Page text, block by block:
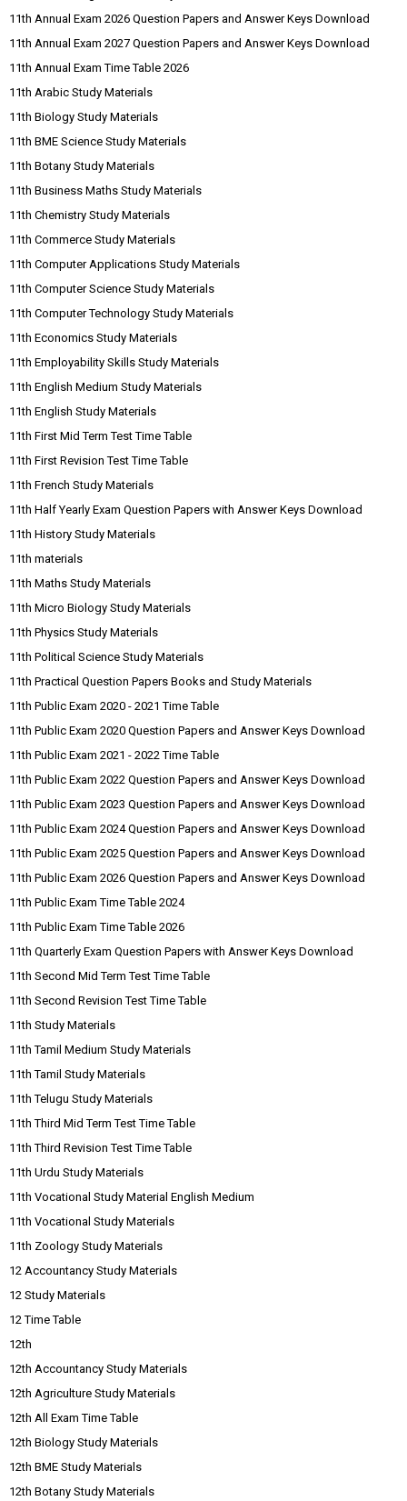
11th Annual Exam 2026 Question Papers and Answer Keys Download
11th Annual Exam 2027 Question Papers and Answer Keys Download
11th Annual Exam Time Table 2026
11th Arabic Study Materials
11th Biology Study Materials
11th BME Science Study Materials
11th Botany Study Materials
11th Business Maths Study Materials
11th Chemistry Study Materials
11th Commerce Study Materials
11th Computer Applications Study Materials
11th Computer Science Study Materials
11th Computer Technology Study Materials
11th Economics Study Materials
11th Employability Skills Study Materials
11th English Medium Study Materials
11th English Study Materials
11th First Mid Term Test Time Table
11th First Revision Test Time Table
11th French Study Materials
11th Half Yearly Exam Question Papers with Answer Keys Download
11th History Study Materials
11th materials
11th Maths Study Materials
11th Micro Biology Study Materials
11th Physics Study Materials
11th Political Science Study Materials
11th Practical Question Papers Books and Study Materials
11th Public Exam 2020 - 2021 Time Table
11th Public Exam 2020 Question Papers and Answer Keys Download
11th Public Exam 2021 - 2022 Time Table
11th Public Exam 2022 Question Papers and Answer Keys Download
11th Public Exam 2023 Question Papers and Answer Keys Download
11th Public Exam 2024 Question Papers and Answer Keys Download
11th Public Exam 2025 Question Papers and Answer Keys Download
11th Public Exam 2026 Question Papers and Answer Keys Download
11th Public Exam Time Table 2024
11th Public Exam Time Table 2026
11th Quarterly Exam Question Papers with Answer Keys Download
11th Second Mid Term Test Time Table
11th Second Revision Test Time Table
11th Study Materials
11th Tamil Medium Study Materials
11th Tamil Study Materials
11th Telugu Study Materials
11th Third Mid Term Test Time Table
11th Third Revision Test Time Table
11th Urdu Study Materials
11th Vocational Study Material English Medium
11th Vocational Study Materials
11th Zoology Study Materials
12 Accountancy Study Materials
12 Study Materials
12 Time Table
12th
12th Accountancy Study Materials
12th Agriculture Study Materials
12th All Exam Time Table
12th Biology Study Materials
12th BME Study Materials
12th Botany Study Materials